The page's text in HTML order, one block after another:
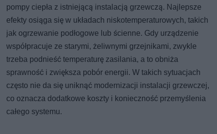
pompy ciepła z istniejącą instalacją grzewczą. Najlepsze
efekty osiąga się w układach niskotemperaturowych, takich
jak ogrzewanie podłogowe lub ścienne. Gdy urządzenie
współpracuje ze starymi, żeliwnymi grzejnikami, zwykle
trzeba podnieść temperaturę zasilania, a to obniża
sprawność i zwiększa pobór energii. W takich sytuacjach
często nie da się uniknąć modernizacji instalacji grzewczej,
co oznacza dodatkowe koszty i konieczność przemyślenia
całego systemu.